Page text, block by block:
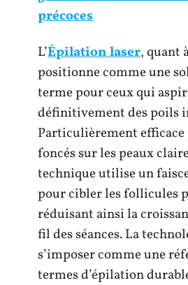
précoces
L’Épilation laser, quant
positionne comme une
terme pour ceux qui
définitivement des poils
Particulièrement
foncés sur les peaux
technique utilise un
pour cibler les follicules
réduisant ainsi la
fil des séances. La
s’imposer comme une
termes d’épilation